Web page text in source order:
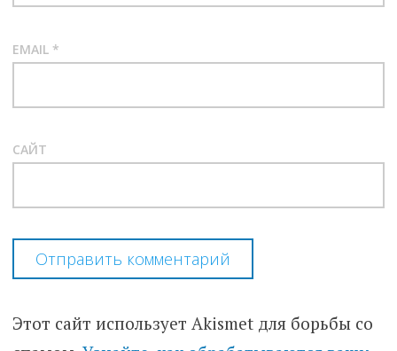
EMAIL *
САЙТ
Этот сайт использует Akismet для борьбы со